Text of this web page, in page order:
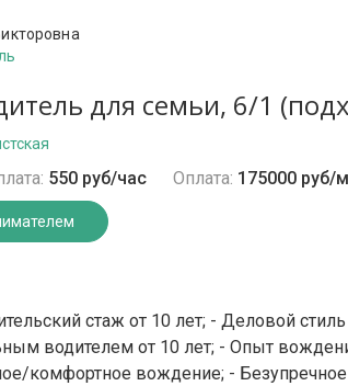
для семьи, 6/1
550 руб/час Оплата: 175000 руб/
стаж от 10 лет; - Деловой
водителем от 10 лет; - Опыт
комфортное вождение; -